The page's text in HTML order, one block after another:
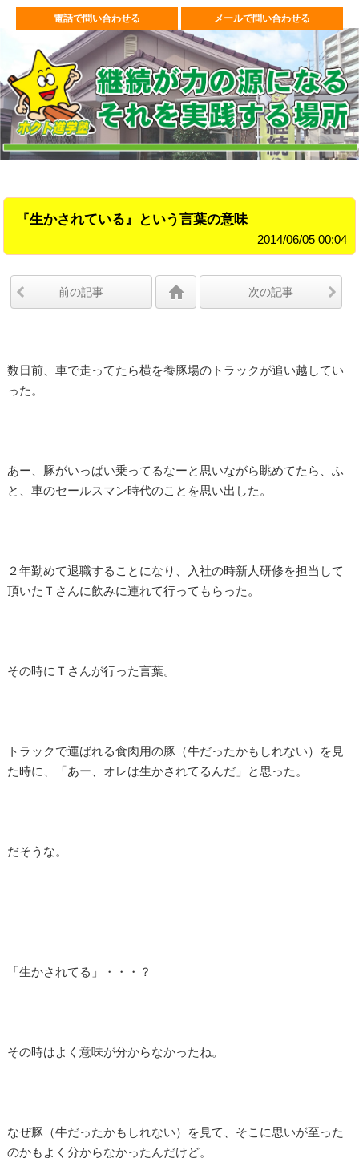
電話で問い合わせる メールで問い合わせる
『生かされている』という言葉の意味
2014/06/05 00:04
前の記事 次の記事
数日前、車で走ってたら横を養豚場のトラックが追い越してい
った。
あー、豚がいっぱい乗ってるなーと思いながら眺めてたら、ふ
と、車のセールスマン時代のことを思い出した。
２年勤めて退職することになり、入社の時新人研修を担当して
頂いたＴさんに飲みに連れて行ってもらった。
その時にＴさんが行った言葉。
トラックで運ばれる食肉用の豚（牛だったかもしれない）を見
た時に、「あー、オレは生かされてるんだ」と思った。
だそうな。
「生かされてる」・・・？
その時はよく意味が分からなかったね。
なぜ豚（牛だったかもしれない）を見て、そこに思いが至った
のかもよく分からなかったんだけど。